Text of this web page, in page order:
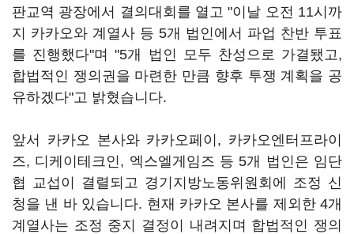
판교역 광장에서 결의대회를 열고 "이날 오전 11시까
지 카카오와 계열사 등 5개 법인에서 파업 찬반 투표
를 진행했다"며 "5개 법인 모두 찬성으로 가결됐고,
합법적인 쟁의권을 마련한 만큼 향후 투쟁 계획을 공
유하겠다"고 밝혔습니다.
앞서 카카오 본사와 카카오페이, 카카오엔터프라이
즈, 디케이테크인, 엑스엘게임즈 등 5개 법인은 임단
협 교섭이 결렬되고 경기지방노동위원회에 조정 신
청을 낸 바 있습니다. 현재 카카오 본사를 제외한 4개
계열사는 조정 중지 결정이 내려지며 합법적인 쟁의